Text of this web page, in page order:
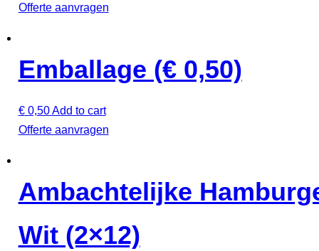
Offerte aanvragen
Emballage (€ 0,50)
€0,50 Add to cart
Offerte aanvragen
Ambachtelijke
Wit (2×12)